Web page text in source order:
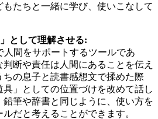
たちと一緒に学び、使いこなして
として理解させる:
人間をサポートするツールであ
判断や責任は人間にあることを伝え
ちの息子と読書感想文で揉めた際
具」としての位置づけを改めて話し
鉛筆や辞書と同じように、使い方を
だと考えることができます。